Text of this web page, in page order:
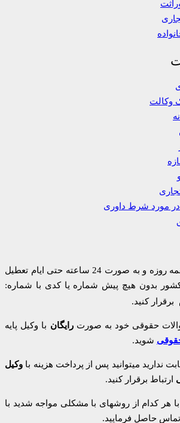
وکالت
مورد شرط داوری
شما عزیزان میتوانید همه روزه و به صورت 24 ساعته حتی ایام تعطیل
بدون هیچ پیش شماره یا کدی با شماره:
کنید.
حقوقی خود به صورت رایگان با وکیل پایه
شوید.
ندارید میتوانید پس از پرداخت هزینه با وکیل
ارتباط برقرار کنید.
با هر کدام از روشهای با مشکلی مواجه شدید با
تماس حاصل فرمایید.